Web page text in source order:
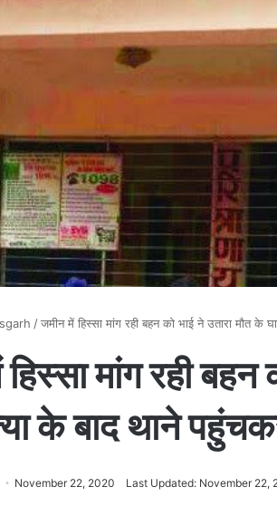
/जमीन में हिस्सा मांग रही बहन को भाई ने उतारा मौत के
मांग रही बहन
के बाद थाने
November 22, 2020 Last Updated: November 22,